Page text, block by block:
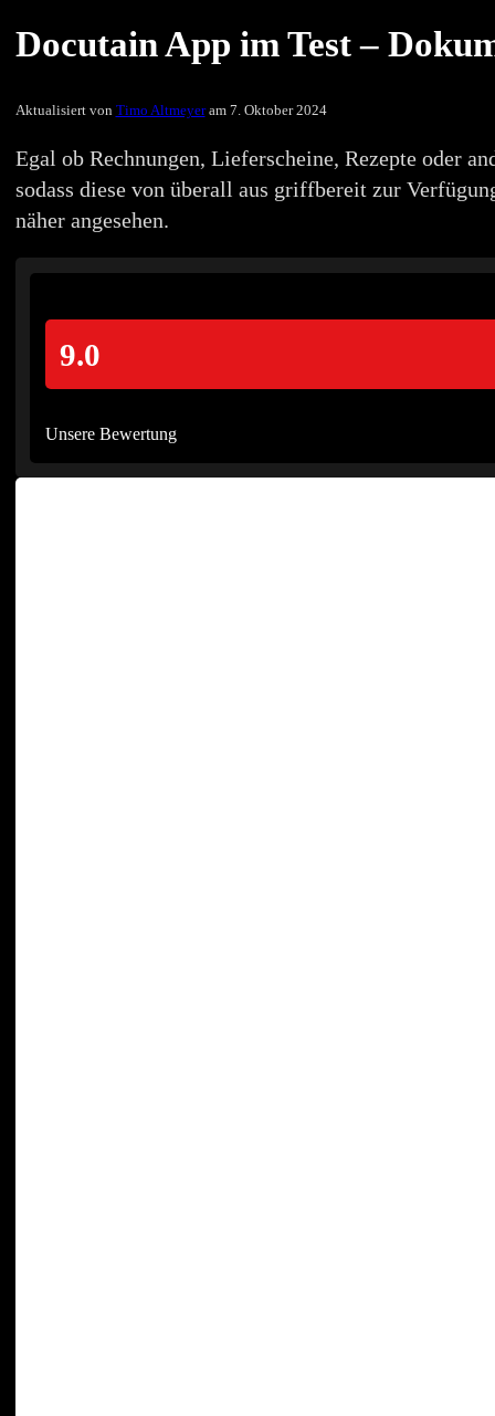
Docutain App im Test –
Aktualisiert von Timo Altmeyeram 7. Oktober 2024
Egal ob Rechnungen, Lieferscheine, Rezepte oder
sodass diese von überall aus griffbereit zur
näher angesehen.
9.0
Unsere Bewertung